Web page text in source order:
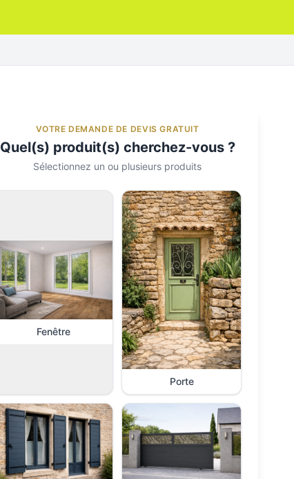
VOTRE DEMANDE DE DEVIS GRATUIT
Quel(s) produit(s) cherchez-vous ?
Sélectionnez un ou plusieurs produits
Fenêtre
Porte